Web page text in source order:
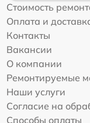
Стоимость
Оплата и
Контакты
Вакансии
О компании
Ремонтируемые
Наши услуги
Согласие на
Способы оплаты